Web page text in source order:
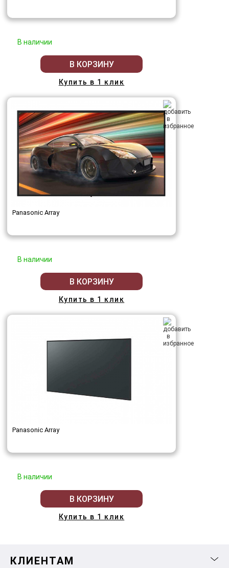
В наличии
В КОРЗИНУ
Купить в 1 клик
Panasonic Array
В наличии
В КОРЗИНУ
Купить в 1 клик
Panasonic Array
В наличии
В КОРЗИНУ
Купить в 1 клик
КЛИЕНТАМ